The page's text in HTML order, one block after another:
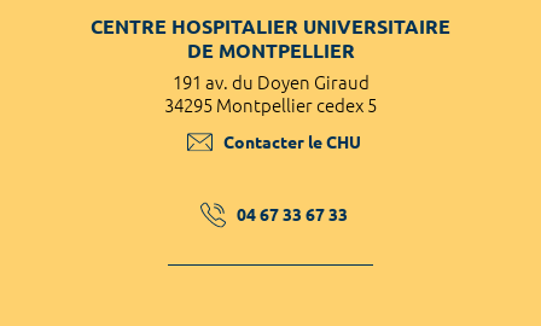
CENTRE HOSPITALIER UNIVERSITAIRE
DE MONTPELLIER
191 av. du Doyen Giraud
34295 Montpellier cedex 5
Contacter le CHU
04 67 33 67 33